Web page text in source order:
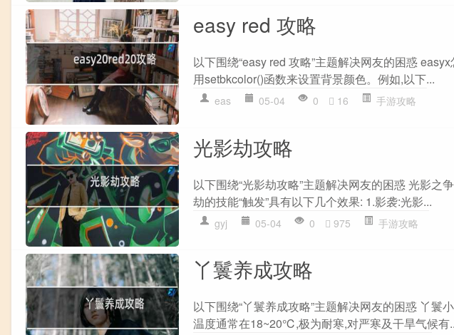
easy red 攻略
以下围绕“easy red 攻略”主题解决网友的困惑
用setbkcolor()函数来设置背景颜色。例如,以下...
eas 05-04 0 16 手游攻略
光影劫攻略
以下围绕“光影劫攻略”主题解决网友的困惑 光影
劫的技能“触发”具有以下几个效果: 1.影袭:光影...
gyj 05-04 0 975 手游攻略
丫鬟养成攻略
以下围绕“丫鬟养成攻略”主题解决网友的困惑 丫
温度通常在18~20℃,极为耐寒,对严寒及干旱气候有